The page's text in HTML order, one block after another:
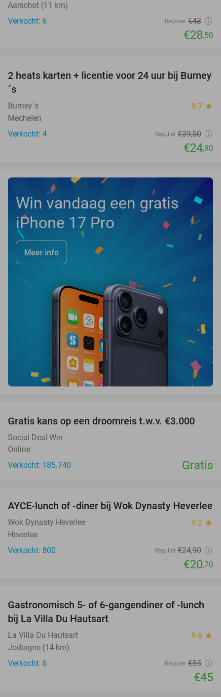
Aarschot (11 km)
Verkocht: 6
Regulier €43
€28,50
37%
2 heats karten + licentie voor 24 uur bij Burney
´s
Burney´s 9.7 star
Mechelen
Verkocht: 4
Regulier €39,50
€24,90
Win vandaag een gratis
iPhone 17 Pro
Meer info
Gratis kans op een droomreis t.w.v. €3.000
Social Deal Win
Online
Verkocht: 185.740
Gratis
17%
AYCE-lunch of -diner bij Wok Dynasty Heverlee
Wok Dynasty Heverlee 9.2 star
Heverlee
Verkocht: 800
Regulier €24,90
€20,70
18%
TODAY
Gastronomisch 5- of 6-gangendiner of -lunch
bij La Villa Du Hautsart
La Villa Du Hautsart 9.6 star
Jodoigne (14 km)
Verkocht: 6
Regulier €55
€45